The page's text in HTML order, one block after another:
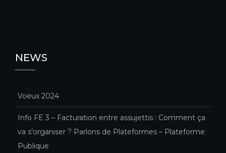
NEWS
Voeux 2024
Info FE 3 – Facturation entre assujettis : Comment ça
va s’organiser ? Parlons de Plateformes – Plateforme
Publique